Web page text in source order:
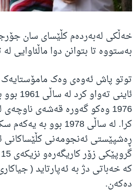
خەڵکی لەبەردەم کڵێسای سان
بەستووە تا بتوانن دوا ماڵئاوایی
توتو پاش ئەوەی وەک
ئاینی
1976 وەکو گەورە قەشەی
کرا. لە ساڵی 1978 بوو
ڕەشپێستی ئەنجومەنی کڵێساکانی
کە خەباتی دژ بە ئەپارتاید (
دەکەن.